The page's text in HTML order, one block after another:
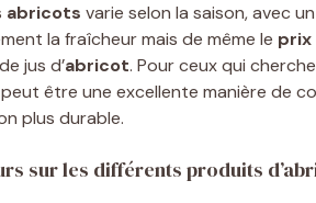
abricots varie selon la saison, avec
la fraîcheur mais de même le prix
jus d’abricot. Pour ceux qui
être une excellente manière de
plus durable.
sur les différents produits